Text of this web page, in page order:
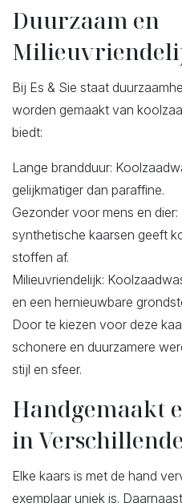
Duurzaam en
Bij Es & Sie staat
worden gemaakt van
biedt:
Lange brandduur:
gelijkmatiger dan paraffine.
Gezonder voor mens en
synthetische kaarsen geeft
stoffen af.
Milieuvriendelijk:
en een hernieuwbare
Door te kiezen voor deze
schonere en duurzamere
stijl en sfeer.
Handgemaakt
in
Elke kaars is met de hand
exemplaar uniek is.